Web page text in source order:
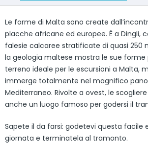
Le forme di Malta sono create
placche africane ed europee. È a Dingli,
falesie calcaree stratificate di quasi 250
la geologia maltese mostra le sue forme
terreno ideale per le escursioni a Malta,
immerge totalmente nel magnifico
Mediterraneo. Rivolte a ovest, le
anche un luogo famoso per godersi il
Sapete il da farsi: godetevi questa facile
giornata e terminatela al tramonto.